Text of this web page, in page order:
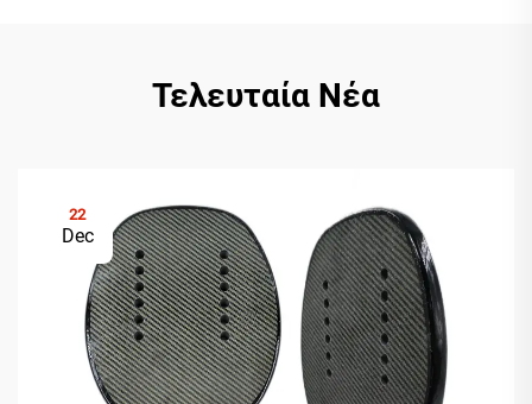
Τελευταία Νέα
22
Dec